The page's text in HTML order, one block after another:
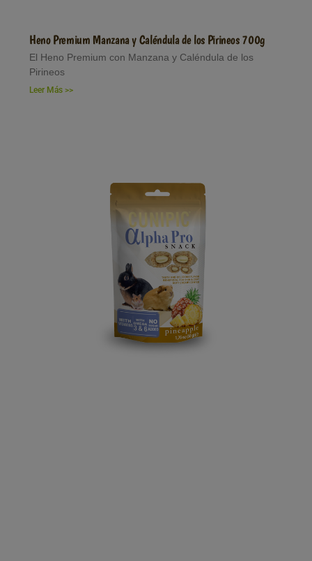
Heno Premium Manzana y Caléndula de los Pirineos 700g
El Heno Premium con Manzana y Caléndula de los
Pirineos
Leer Más >>